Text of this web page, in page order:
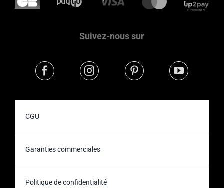
Suivez-nous sur
CGU
Garanties commerciales
Politique de confidentialité